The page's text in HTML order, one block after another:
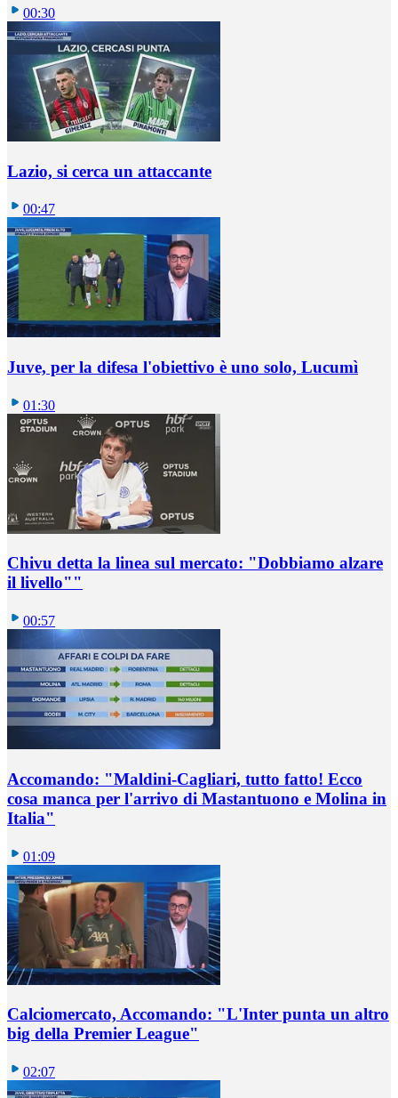
00:30
Lazio, si cerca un attaccante
00:47
Juve, per la difesa l'obiettivo è uno solo, Lucumì
01:30
Chivu detta la linea sul mercato: "Dobbiamo alzare
il livello""
00:57
Accomando: "Maldini-Cagliari, tutto fatto! Ecco
cosa manca per l'arrivo di Mastantuono e Molina in
Italia"
01:09
Calciomercato, Accomando: "L'Inter punta un altro
big della Premier League"
02:07